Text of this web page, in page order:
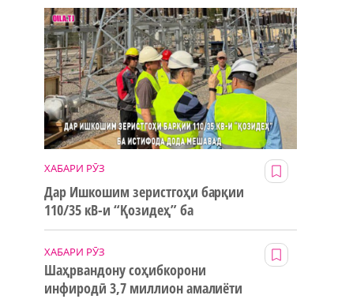
ХАБАРИ РӮЗ
Дар Ишкошим зеристгоҳи барқии
110/35 кВ-и “Қозидеҳ” ба
истифода дода мешавад
ХАБАРИ РӮЗ
Шаҳрвандону соҳибкорони
инфиродӣ 3,7 миллион амалиёти